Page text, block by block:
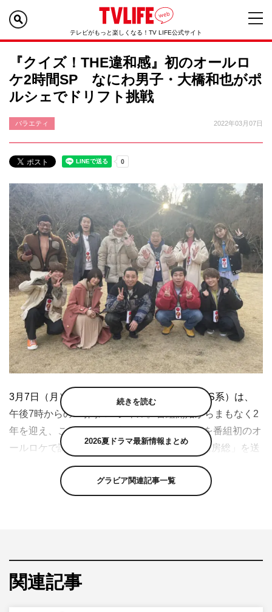
テレビがもっと楽しくなる！TV LIFE公式サイト
『クイズ！THE違和感』初のオールロ
ケ2時間SP なにわ男子・大橋和也がポ
ルシェでドリフト挑戦
バラエティ 2022年03月07日
3月7日（月）の『クイズ！THE違和感』（TBS系）は、
午後7時からの2時間スペシャル。番組開始からまもなく2
年を迎え、これまで鍛え上げてきた違和感力を番組初のオ
ールロケで試す「春の違和感トラベルin千葉南房総」を送
違和感クイズに挑むのは、レギュラー解答者の千鳥・大
ジ」で見事にドリフトを決めた藤田ニコル。この8人が大
悟チームと出川チームに分かれて違和感力をテストする。
続きを読む
2026夏ドラマ最新情報まとめ
グラビア関連記事一覧
関連記事